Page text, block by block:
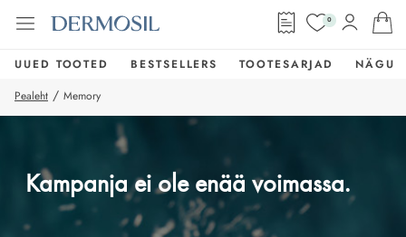
0
UUED TOOTED BESTSELLERS TOOTESARJAD
NÄGU
Pealeht / Memory